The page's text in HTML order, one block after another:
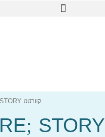
קוורטט RE;STORY
RE; STORY